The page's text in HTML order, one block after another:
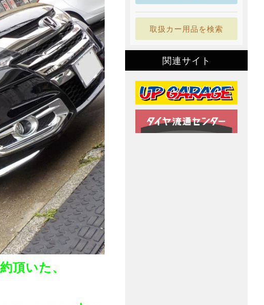
頂いた、
取扱カー用品を検索
関連サイト